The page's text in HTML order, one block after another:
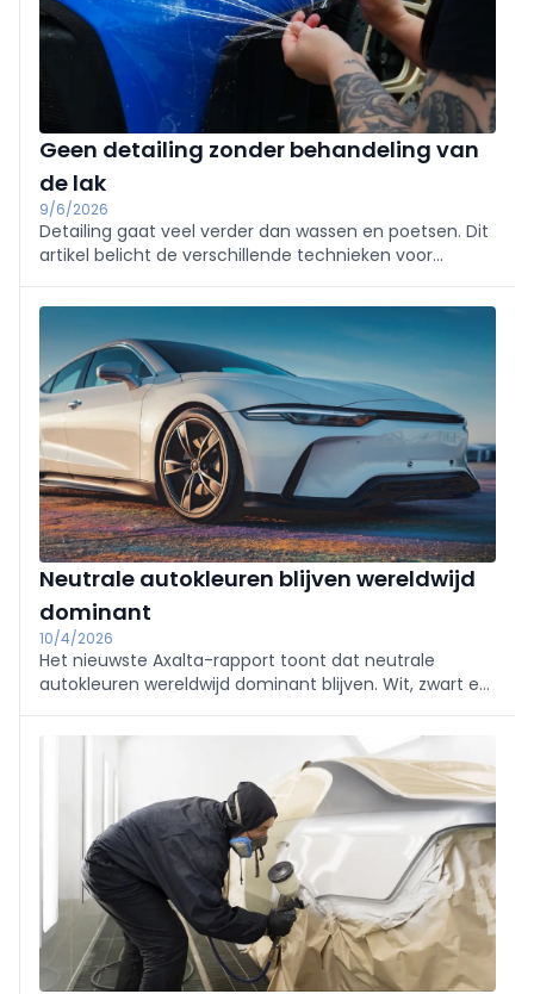
Geen detailing zonder behandeling van
de lak
9/6/2026
Detailing gaat veel verder dan wassen en poetsen. Dit
artikel belicht de verschillende technieken voor
PPF, en onderzoekt de kansen die deze groeimarkt
biedt.
Neutrale autokleuren blijven wereldwijd
dominant
10/4/2026
Het nieuwste Axalta-rapport toont dat neutrale
autokleuren wereldwijd dominant blijven. Wit, zwart en
regionale verschuivingen en groeiende interesse in